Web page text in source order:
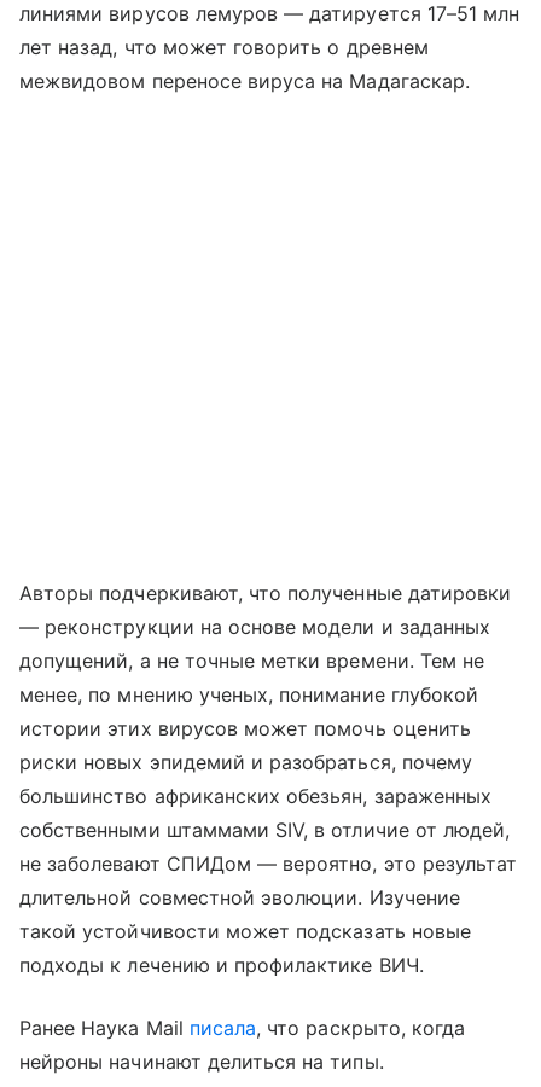
линиями вирусов лемуров — датируется 17–51 млн
лет назад, что может говорить о древнем
межвидовом переносе вируса на Мадагаскар.
Авторы подчеркивают, что полученные датировки
— реконструкции на основе модели и заданных
допущений, а не точные метки времени. Тем не
менее, по мнению ученых, понимание глубокой
истории этих вирусов может помочь оценить
риски новых эпидемий и разобраться, почему
большинство африканских обезьян, зараженных
собственными штаммами SIV, в отличие от людей,
не заболевают СПИДом — вероятно, это результат
длительной совместной эволюции. Изучение
такой устойчивости может подсказать новые
подходы к лечению и профилактике ВИЧ.
Ранее Наука Mail писала, что раскрыто, когда
нейроны начинают делиться на типы.